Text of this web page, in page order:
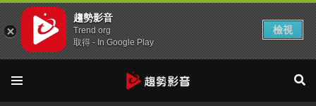
趨勢影音
Trend org
取得 - In Google Play
檢視